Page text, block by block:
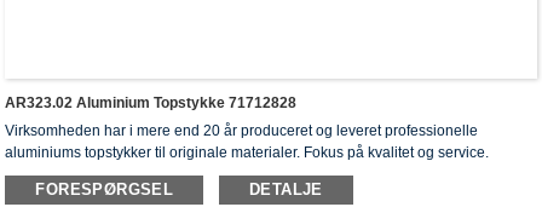
AR323.02 Aluminium Topstykke 71712828
Virksomheden har i mere end 20 år produceret og leveret professionelle
aluminiums topstykker til originale materialer. Fokus på kvalitet og service.
Topstykkerne har opnået ISO16949-godkendelsescertifikater, "højtforseglet
topstykke", "cylinderhovedernes lange levetid" og fem andre
FORESPØRGSEL DETALJE